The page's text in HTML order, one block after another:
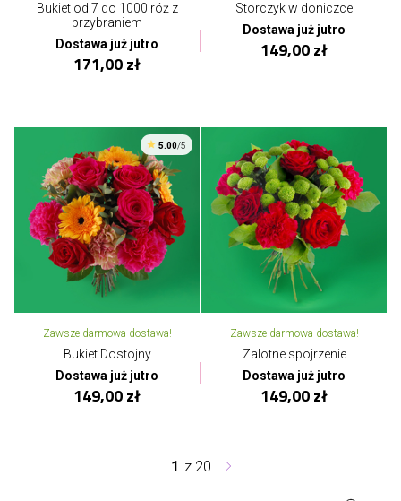
Bukiet od 7 do 1000 róż z
przybraniem
Dostawa już jutro
171,00 zł
Storczyk w doniczce
Dostawa już jutro
149,00 zł
5.00/5
Zawsze darmowa dostawa!
Bukiet Dostojny
Dostawa już jutro
149,00 zł
Zawsze darmowa dostawa!
Zalotne spojrzenie
Dostawa już jutro
149,00 zł
1 z 20